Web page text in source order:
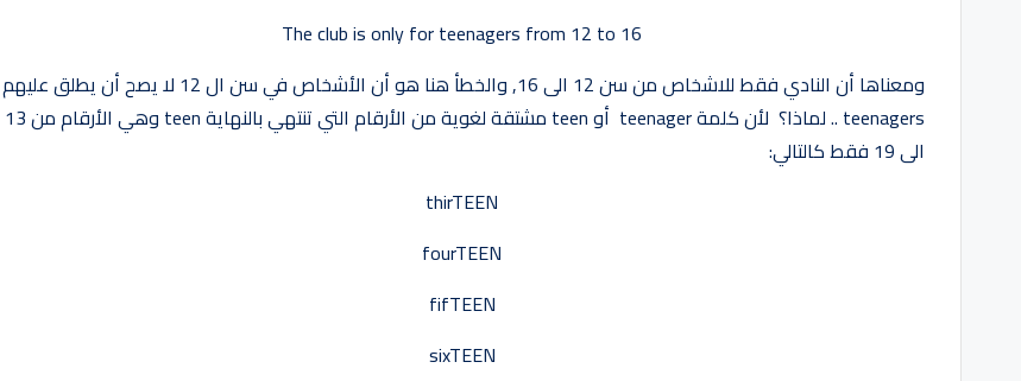
The club is only for teenagers from 12 to 16
ومعناها أن النادي فقط للاشخاص من سن 12 الى 16, والخطأ هنا هو أن الأشخاص في سن ال 12 لا يصح أن يطلق عليهم
teenagers .. لماذا؟ لأن كلمة teenager أو teen مشتقة لغوية من الأرقام التي تنتهي بالنهاية teen وهي الأرقام من 13
الى 19 فقط كالتالي:
thirTEEN
fourTEEN
fifTEEN
sixTEEN